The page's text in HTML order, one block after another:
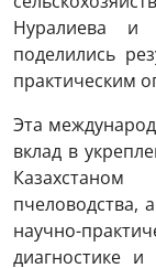
Нуралиева и
поделились
практическим
Эта
вклад в
пчеловодства,
научно-
диагностике